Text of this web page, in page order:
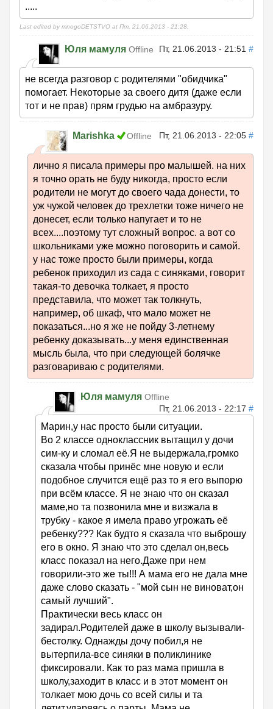
.....
Last edited by mnogoDETSTVO at Пт, 21.06.2013 - 21:28.
Юля мамуля Offline Пт, 21.06.2013 - 21:51 #
не всегда разговор с родителями "обидчика"
помогает. Некоторые за своего дитя (даже если
тот и не прав) прям грудью на амбразуру.
Marishka Offline Пт, 21.06.2013 - 22:05 #
лично я писала примеры про малышей. на них
я точно орать не буду никогда, просто если
родители не могут до своего чада донести, то
уж чужой человек до трехлетки тоже ничего не
донесет, если только напугает и то не
всех....поэтому тут сложный вопрос. а вот со
школьниками уже можно поговорить и самой.
у нас тоже просто были примеры, когда
ребенок приходил из сада с синяками, говорит
такая-то девочка толкает, я просто
представила, что может так толкнуть,
например, об шкаф, что мало может не
показаться...но я же не пойду 3-летнему
ребенку доказывать...у меня единственная
мысль была, что при следующей болячке
разговариваю с родителями.
Юля мамуля Offline
Пт, 21.06.2013 - 22:17 #
Марин,у нас просто были ситуации.
Во 2 классе одноклассник вытащил у дочи
сим-ку и сломал её.Я не выдержала,громко
сказала чтобы принёс мне новую и если
подобное случится ещё раз то я его выпорю
при всём классе. Я не знаю что он сказал
маме,но та позвонила мне и визжала в
трубку - какое я имела право угрожать её
ребенку??? Как будто я сказала что выброшу
его в окно. Я знаю что это сделал он,весь
класс показал на него.Даже при нем
говорили-это же ты!!! А мама его не дала мне
даже слово сказать - "мой сын не виноват,он
самый лучший".
Практически весь класс он
задирал.Родителей даже в школу вызывали-
бестолку. Однажды дочу побил,я не
вытерпила-все синяки в поликлинике
фиксировали. Как то раз мама пришла в
школу,заходит в класс и в этот момент он
толкает мою дочь со всей силы и та